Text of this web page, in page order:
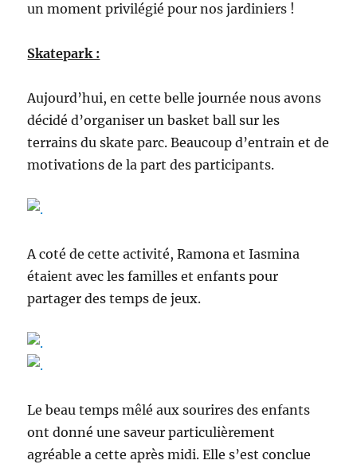
un moment privilégié pour nos jardiniers !
Skatepark :
Aujourd’hui, en cette belle journée nous avons
décidé d’organiser un basket ball sur les
terrains du skate parc. Beaucoup d’entrain et de
motivations de la part des participants.
A coté de cette activité, Ramona et Iasmina
étaient avec les familles et enfants pour
partager des temps de jeux.
Le beau temps mêlé aux sourires des enfants
ont donné une saveur particulièrement
agréable a cette après midi. Elle s’est conclue